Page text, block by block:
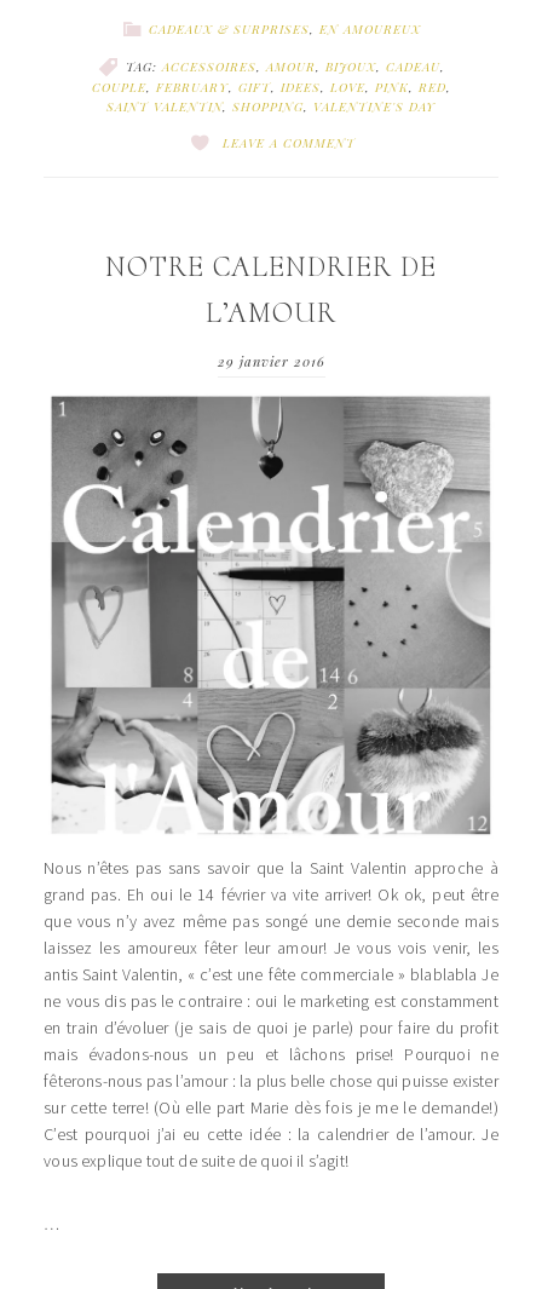
CADEAUX & SURPRISES, EN AMOUREUX
TAG:ACCESSOIRES,AMOUR, BIJOUX, CADEAU,
COUPLE, FEBRUARY, GIFT, IDEES, LOVE, PINK, RED,
SAINT VALENTIN, SHOPPING, VALENTINE'S DAY
LEAVE A COMMENT
NOTRE CALENDRIER DE
L’AMOUR
29 janvier 2016
Nous n’êtes pas sans savoir que la Saint Valentin approche à
grand pas. Eh oui le 14 février va vite arriver! Ok ok, peut être
que vous n’y avez même pas songé une demie seconde mais
laissez les amoureux fêter leur amour! Je vous vois venir, les
antis Saint Valentin, « c’est une fête commerciale » blablabla Je
ne vous dis pas le contraire : oui le marketing est constamment
en train d’évoluer (je sais de quoi je parle) pour faire du profit
mais évadons-nous un peu et lâchons prise! Pourquoi ne
fêterons-nous pas l’amour : la plus belle chose qui puisse exister
sur cette terre! (Où elle part Marie dès fois je me le demande!)
C’est pourquoi j’ai eu cette idée : la calendrier de l’amour. Je
vous explique tout de suite de quoi il s’agit!
…